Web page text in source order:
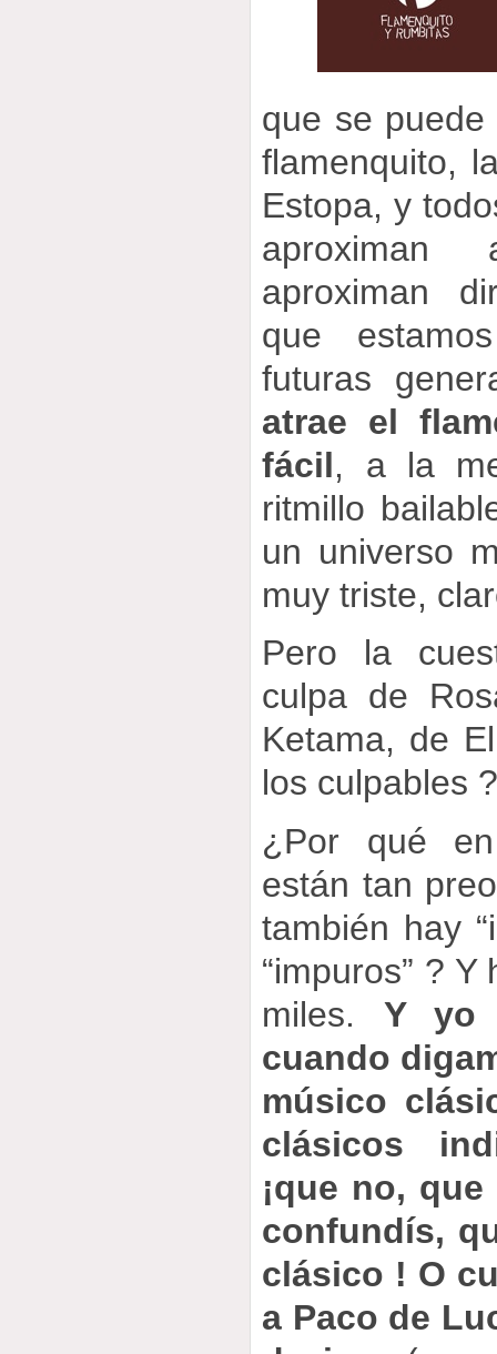
que se
flamenquito,
Estopa, y
aproximan
que
futuras
atrae el
fácil, a la
ritmillo
un universo
muy triste,
Pero la
culpa de
Ketama, de
los culpables
¿Por qué
están tan
también hay
“impuros” ?
miles. Y yo
cuando
músico
clásicos
¡que no,
confundís,
clásico ! O
a Paco de